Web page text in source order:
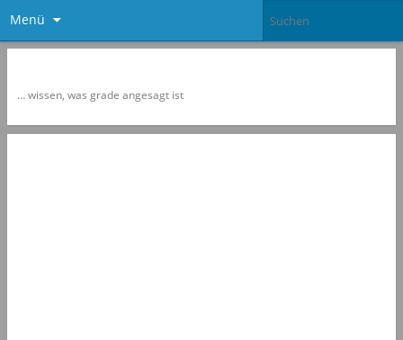
Menü
… wissen, was grade angesagt ist